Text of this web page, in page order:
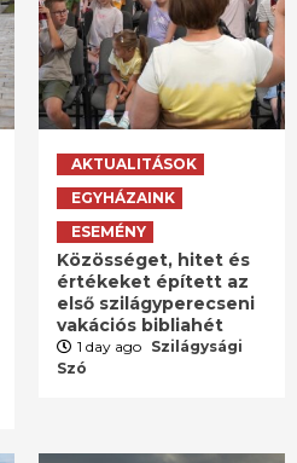
AKTUALITÁSOK
EGYHÁZAINK
ESEMÉNY
Közösséget, hitet és
értékeket épített az
első szilágyperecseni
vakációs bibliahét
1 day ago Szilágysági
Szó